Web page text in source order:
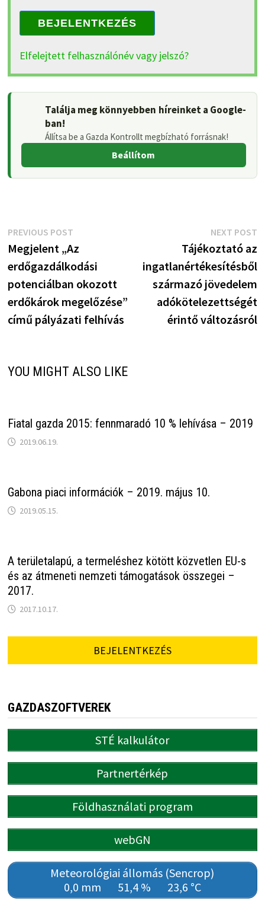
BEJELENTKEZÉS
Elfelejtett felhasználónév vagy jelszó?
Találja meg könnyebben híreinket a Google-
ban!
Állítsa be a Gazda Kontrollt megbízható forrásnak!
Beállítom
Bejegyzés
navigáció
PREVIOUS POSTPrevious
post:
Megjelent „Az
erdőgazdálkodási
potenciálban okozott
erdőkárok megelőzése”
című pályázati felhívás
NEXT POST
Tájékoztató az
ingatlanértékesítésből
származó jövedelem
adókötelezettségét
érintő változásról
YOU MIGHT ALSO LIKE
Fiatal gazda 2015: fennmaradó 10 % lehívása – 2019
2019.06.19.
Gabona piaci információk – 2019. május 10.
2019.05.15.
A területalapú, a termeléshez kötött közvetlen EU-s
és az átmeneti nemzeti támogatások összegei –
2017.
2017.10.17.
BEJELENTKEZÉS
GAZDASZOFTVEREK
STÉ kalkulátor
Partnertérkép
Földhasználati program
webGN
Meteorológiai állomás (Sencrop)
0,0 mm
51,4 % 23,6 °C